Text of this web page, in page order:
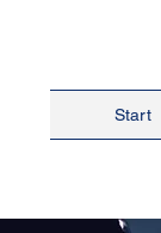
Start